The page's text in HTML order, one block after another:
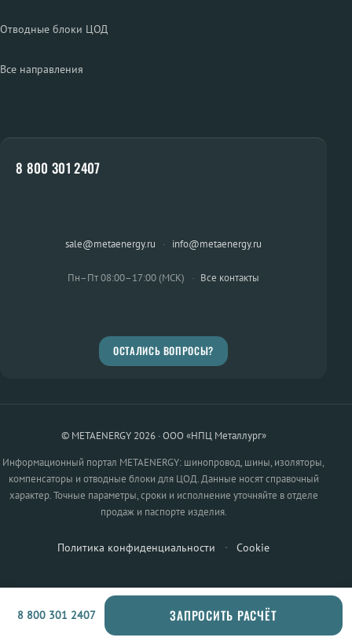
Отводные блоки ЦОД
Все направления
8 800 301 2407
sale@metaenergy.ru · info@metaenergy.ru
Пн–Пт 08:00–17:00 (МСК) · Все контакты
ОСТАЛИСЬ ВОПРОСЫ?
© METAENERGY 2026 · ООО «НПЦ Металлург»
Информационный портал METAENERGY: шинопровод, шины, изоляторы,
компенсаторы и отводные блоки для ЦОД. Данные носят справочный
характер. Точные параметры, сроки и исполнение уточняйте в отделе
продаж и паспорте изделия.
Политика конфиденциальности · Cookie
8 800 301 2407 ЗАПРОСИТЬ РАСЧЁТ